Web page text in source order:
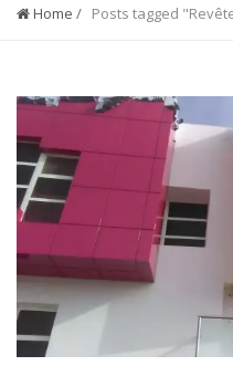
Home / Posts tagged